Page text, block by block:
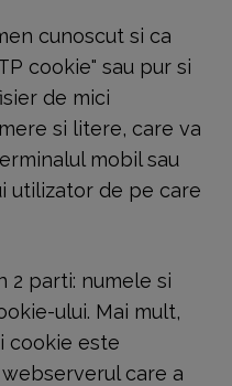
cunoscut si ca
cookie" sau pur si
de mici
si litere, care va
mobil sau
utilizator de pe care
2 parti: numele si
ului. Mai mult,
cookie este
care a